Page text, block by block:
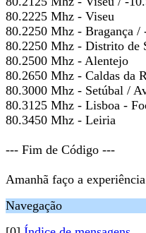
80.2225 Mhz - Viseu
80.2250 Mhz - Bragança /
80.2250 Mhz - Distrito de
80.2500 Mhz - Alentejo
80.2650 Mhz - Caldas da
80.3000 Mhz - Setúbal /
80.3125 Mhz - Lisboa -
80.3450 Mhz - Leiria
--- Fim de Código ---
Amanhã faço a experiência
Navegação